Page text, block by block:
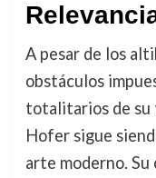
A pesar de los
obstáculos
totalitarios de su
Hofer sigue
arte moderno.